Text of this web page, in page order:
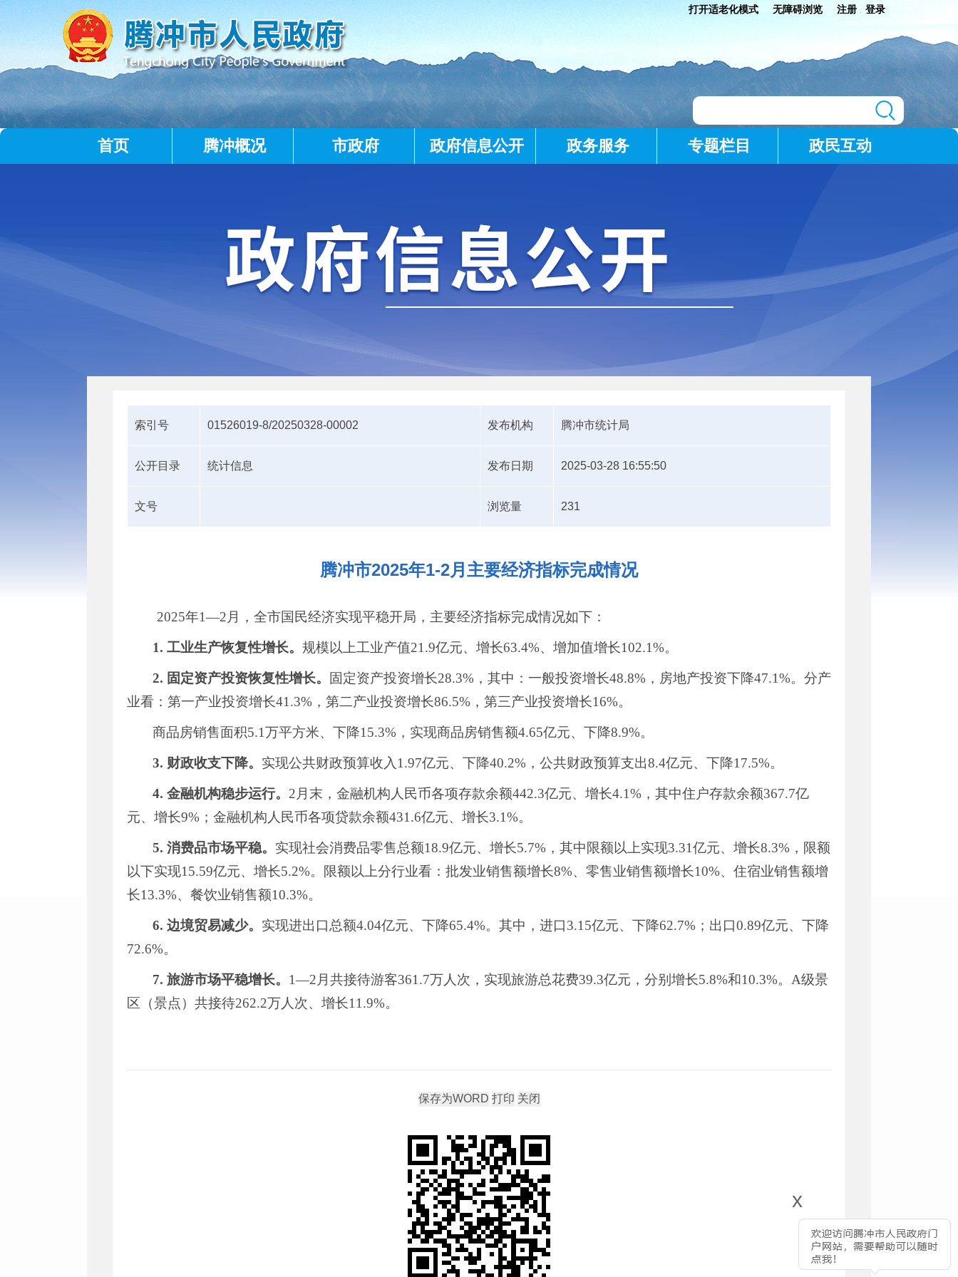
打开适老化模式 无障碍浏览 注册 登录
x
首页 腾冲概况 市政府 政府信息公开 政务服务 专题栏目 政民互动
索引号 01526019-8/20250328-00002 发布机构 腾冲市统计局
公开目录 统计信息 发布日期 2025-03-28 16:55:50
文号 浏览量 231
腾冲市2025年1-2月主要经济指标完成情况
2025年1—2 月，全市国民经济实现平稳开局，主要经济指标完成情况如下：
1. 工业生产恢复性增长。 规模以上工业产值21.9亿元、增长63.4%、增加值增长102.1%。
2. 固定资产投资恢复性增长。 固定资产投资增长28.3% ，其中：一般投资增长48.8% ，房地产投资下降47.1%。分产
业看：第一产业投资增长41.3% ，第二产业投资增长86.5% ，第三产业投资增长16%。
商品房销售面积5.1万平方米、下降15.3% ，实现商品房销售额4.65亿元、下降8.9%。
3. 财政收支下降。 实现公共财政预算收入 1.97亿元、下降40.2% ，公共财政预算支出8.4亿元、下降17.5%。
4. 金融机构稳步运行。 2 月末，金融机构人民币各项存款余额442.3亿元、增长4.1% ，其中住户存款余额367.7亿
元、增长9% ；金融机构人民币各项贷款余额431.6亿元、增长3.1%。
5. 消费品市场平稳。 实现社会消费品零售总额18.9亿元、增长5.7% ，其中限额以上实现3.31亿元、增长8.3% ，限额
以下实现15.59亿元、增长5.2%。限额以上分行业看：批发业销售额增长8%、零售业销售额增长10%、住宿业销售额增
长13.3%、餐饮业销售额10.3%。
6. 边境贸易减少。 实现进出口总额4.04亿元、下降65.4%。其中，进口3.15亿元、下降62.7% ；出口0.89亿元、下降
72.6%。
7. 旅游市场平稳增长。 1—2 月共接待游客361.7万人次，实现旅游总花费39.3亿元，分别增长5.8%和10.3%。 A级景
区（景点）共接待262.2万人次、增长11.9%。